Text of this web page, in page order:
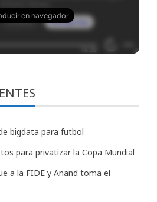
bigdata para futbol
para privatizar la Copa Mundial
a la FIDE y Anand toma el